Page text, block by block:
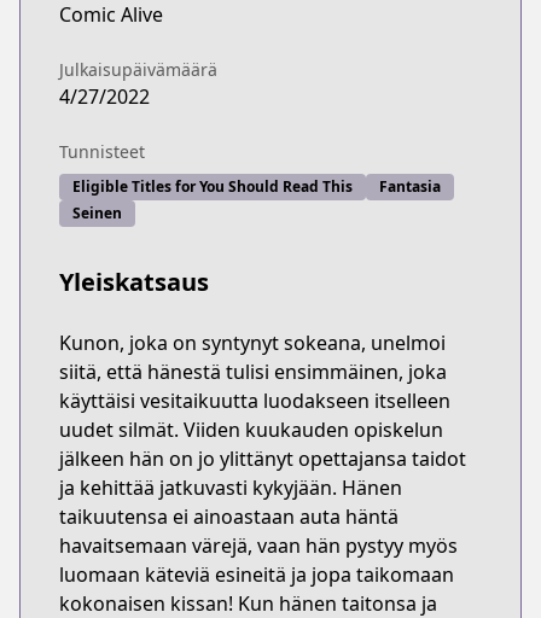
Comic Alive
Julkaisupäivämäärä
4/27/2022
Tunnisteet
Eligible Titles for You Should Read This
Fantasia
Seinen
Yleiskatsaus
Kunon, joka on syntynyt sokeana, unelmoi
siitä, että hänestä tulisi ensimmäinen, joka
käyttäisi vesitaikuutta luodakseen itselleen
uudet silmät. Viiden kuukauden opiskelun
jälkeen hän on jo ylittänyt opettajansa taidot
ja kehittää jatkuvasti kykyjään. Hänen
taikuutensa ei ainoastaan auta häntä
havaitsemaan värejä, vaan hän pystyy myös
luomaan käteviä esineitä ja jopa taikomaan
kokonaisen kissan! Kun hänen taitonsa ja